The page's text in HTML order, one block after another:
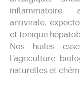
inflammatoire,
antivirale,
et tonique
Nos huiles
l’agriculture
naturelles et